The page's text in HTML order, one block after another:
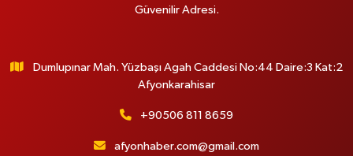
Güvenilir Adresi.
Dumlupınar Mah. Yüzbaşı Agah Caddesi No:44 Daire:3 Kat:2
Afyonkarahisar
+90506 811 8659
afyonhaber.com@gmail.com